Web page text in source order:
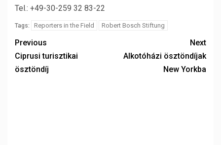
Tel.: +49-30-259 32 83-22
Tags: Reporters in the Field Robert Bosch Stiftung
Previous
Ciprusi turisztikai
ösztöndíj
Next
Alkotóházi ösztöndíjak
New Yorkba